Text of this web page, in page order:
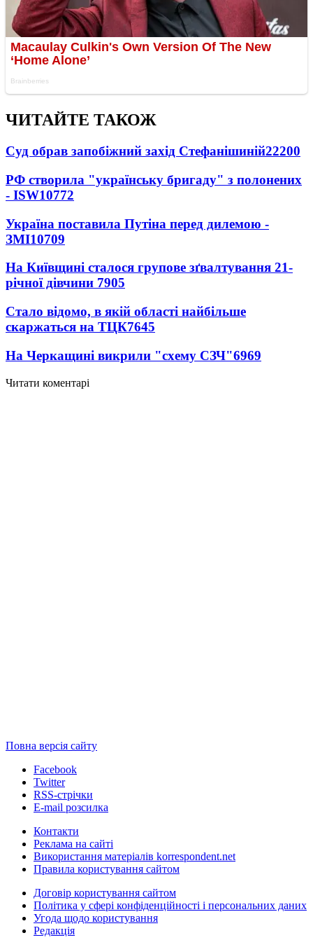
ЧИТАЙТЕ ТАКОЖ
Суд обрав запобіжний захід Стефанішиній22200
РФ створила "українську бригаду" з полонених
- ISW10772
Україна поставила Путіна перед дилемою -
ЗМІ10709
На Київщині сталося групове зґвалтування 21-
річної дівчини 7905
Стало відомо, в якій області найбільше
скаржаться на ТЦК7645
На Черкащині викрили "схему СЗЧ"6969
Читати коментарі
Повна версія сайту
Facebook
Twitter
RSS-стрічки
E-mail розсилка
Контакти
Реклама на сайті
Використання матеріалів korrespondent.net
Правила користування сайтом
Договір користування сайтом
Політика у сфері конфіденційності і персональних даних
Угода щодо користування
Редакція